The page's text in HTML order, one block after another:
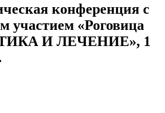
конференция с
участием «Роговица
И ЛЕЧЕНИЕ», 1